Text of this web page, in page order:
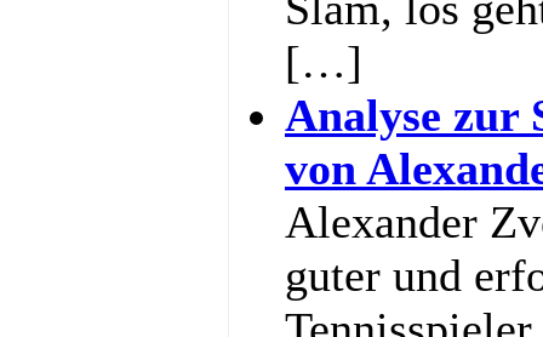
[…]
Analyse zur
von
Alexander
guter und